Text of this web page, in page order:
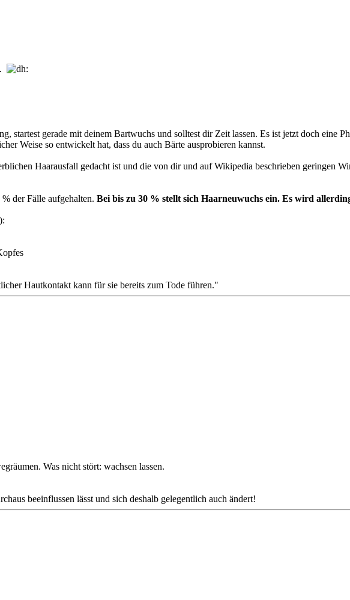
startest gerade mit deinem Bartwuchs und solltest dir Zeit lassen. Es ist jetzt doch eine
Weise so entwickelt hat, dass du auch Bärte ausprobieren kannst.
Haarausfall gedacht ist und die von dir und auf Wikipedia beschrieben geringen
der Fälle aufgehalten. Bei bis zu 30 % stellt sich Haarneuwuchs ein. Es wird
Hautkontakt kann für sie bereits zum Tode führen."
Was nicht stört: wachsen lassen.
beeinflussen lässt und sich deshalb gelegentlich auch ändert!